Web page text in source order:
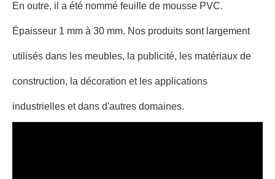
En outre, il a été nommé feuille de mousse PVC.
Épaisseur 1 mm à 30 mm. Nos produits sont largement
utilisés dans les meubles, la publicité, les matériaux de
construction, la décoration et les applications
industrielles et dans d'autres domaines.